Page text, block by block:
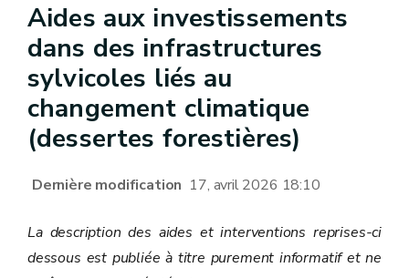
Aides aux investissements
dans des infrastructures
sylvicoles liés au
changement climatique
(dessertes forestières)
Dernière modification 17, avril 2026 18:10
La description des aides et interventions reprises-ci
dessous est publiée à titre purement informatif et ne